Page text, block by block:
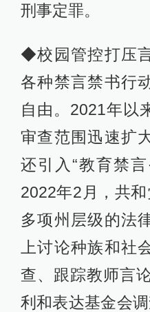
刑事定罪。
◆校园管控打压
各种禁言禁书行
自由。2021年以
审查范围迅速扩
还引入“教育禁
2022年2月，共
多项州层级的法
上讨论种族和社
查、跟踪教师言
利和表达基金会